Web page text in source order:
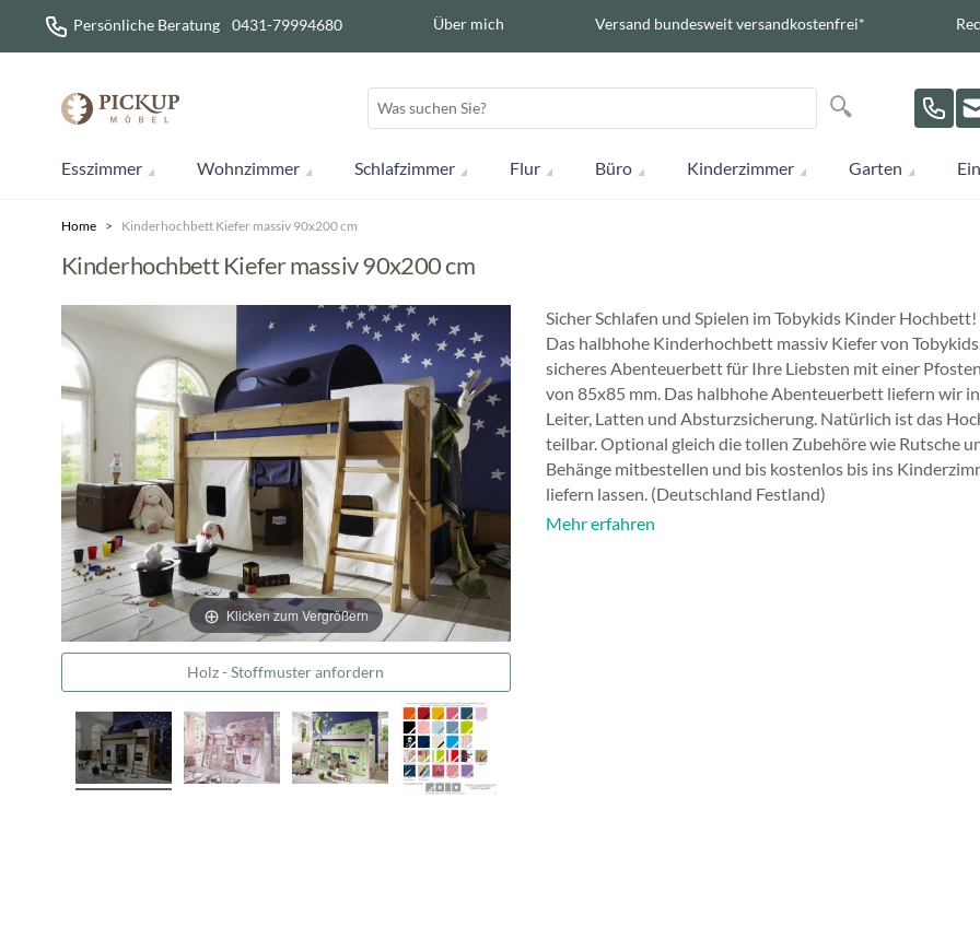
Direkt zum Inhalt
Persönliche Beratung 0431-79994680 Über mich Versand bundesweit versandkostenfrei*
Suche
Suche
Esszimmer Wohnzimmer Schlafzimmer Flur Büro Kinderzimmer Garten
Home > Kinderhochbett Kiefer massiv 90x200 cm
Kinderhochbett Kiefer massiv 90x200 cm
Klicken zum Vergrößern
Holz - Stoffmuster anfordern
Sicher Schlafen und Spielen im Tobykids Kinder Hochbett!
Das halbhohe Kinderhochbett massiv Kiefer von
sicheres Abenteuerbett für Ihre Liebsten mit einer
von 85x85 mm. Das halbhohe Abenteuerbett liefern wir
Leiter, Latten und Absturzsicherung. Natürlich ist das
teilbar. Optional gleich die tollen Zubehöre wie Rutsche
Behänge mitbestellen und bis kostenlos bis ins
liefern lassen. (Deutschland Festland)
Mehr erfahren